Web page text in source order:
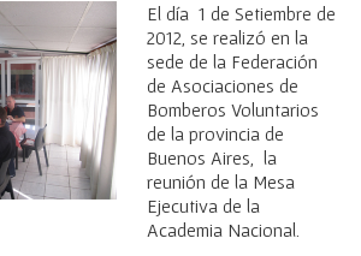
El día 1 de Setiembre de
2012, se realizó en la
sede de la Federación
de Asociaciones de
Bomberos Voluntarios
de la provincia de
Buenos Aires, la
reunión de la Mesa
Ejecutiva de la
Academia Nacional.